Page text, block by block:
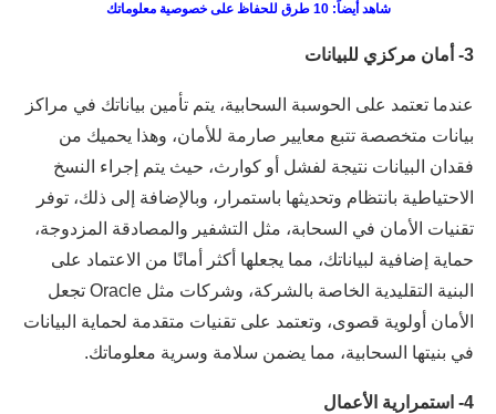
شاهد أيضاً: 10 طرق للحفاظ على خصوصية معلوماتك
3- أمان مركزي للبيانات
عندما تعتمد على الحوسبة السحابية، يتم تأمين بياناتك في مراكز
بيانات متخصصة تتبع معايير صارمة للأمان، وهذا يحميك من
فقدان البيانات نتيجة لفشل أو كوارث، حيث يتم إجراء النسخ
الاحتياطية بانتظام وتحديثها باستمرار، وبالإضافة إلى ذلك، توفر
تقنيات الأمان في السحابة، مثل التشفير والمصادقة المزدوجة،
حماية إضافية لبياناتك، مما يجعلها أكثر أمانًا من الاعتماد على
البنية التقليدية الخاصة بالشركة، وشركات مثل Oracle تجعل
الأمان أولوية قصوى، وتعتمد على تقنيات متقدمة لحماية البيانات
في بنيتها السحابية، مما يضمن سلامة وسرية معلوماتك.
4- استمرارية الأعمال